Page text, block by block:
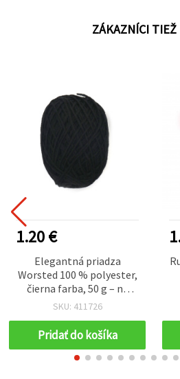
ZÁKAZNÍCI
1.20 €
Elegantná priadza
Worsted 100 % polyester,
čierna farba, 50 g – na
pletenie a rôzne
projekty
SKU: 411726
Pridať do košíka